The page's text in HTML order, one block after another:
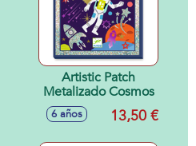
Artistic Patch
Metalizado Cosmos
6 años 13,50 €